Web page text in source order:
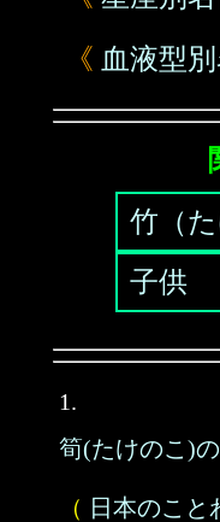
《 血液型
竹（た
子供
1.
筍(たけのこ)の
（ 日本のこと